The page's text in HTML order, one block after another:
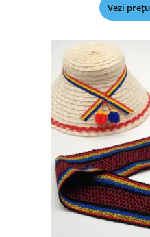
Vezi